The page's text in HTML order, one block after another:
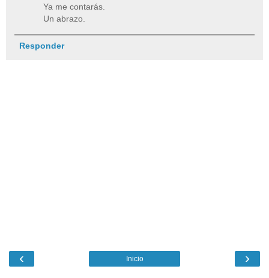
Ya me contarás.
Un abrazo.
Responder
‹ ›
Inicio